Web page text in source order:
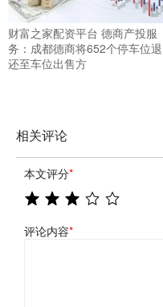
财富之家配资平台 德商产投服
务：成都德商将652个停车位退
还至车位出售方
相关评论
本文评分*
评论内容*